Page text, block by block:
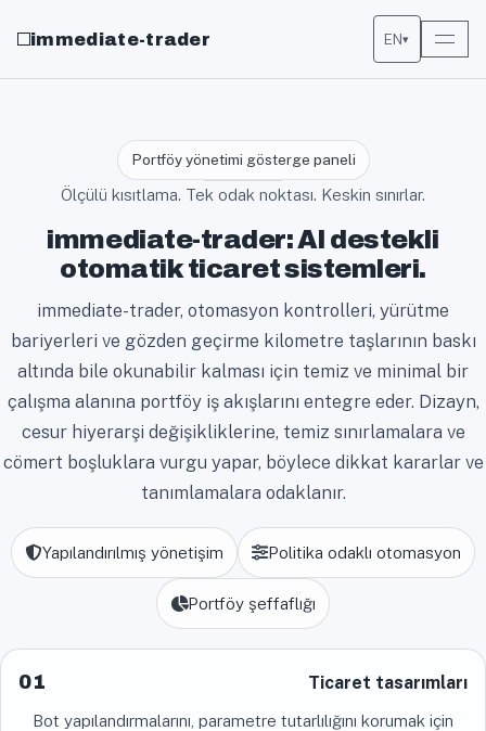
immediate-trader EN▾
Portföy yönetimi gösterge paneli
Ölçülü kısıtlama. Tek odak noktası. Keskin sınırlar.
immediate-trader: AI destekli
otomatik ticaret sistemleri.
immediate-trader, otomasyon kontrolleri, yürütme
bariyerleri ve gözden geçirme kilometre taşlarının baskı
altında bile okunabilir kalması için temiz ve minimal bir
çalışma alanına portföy iş akışlarını entegre eder. Dizayn,
cesur hiyerarşi değişikliklerine, temiz sınırlamalara ve
cömert boşluklara vurgu yapar, böylece dikkat kararlar ve
tanımlamalara odaklanır.
Yapılandırılmış yönetişim Politika odaklı otomasyon
Portföy şeffaflığı
01 Ticaret tasarımları
Bot yapılandırmalarını, parametre tutarlılığını korumak için